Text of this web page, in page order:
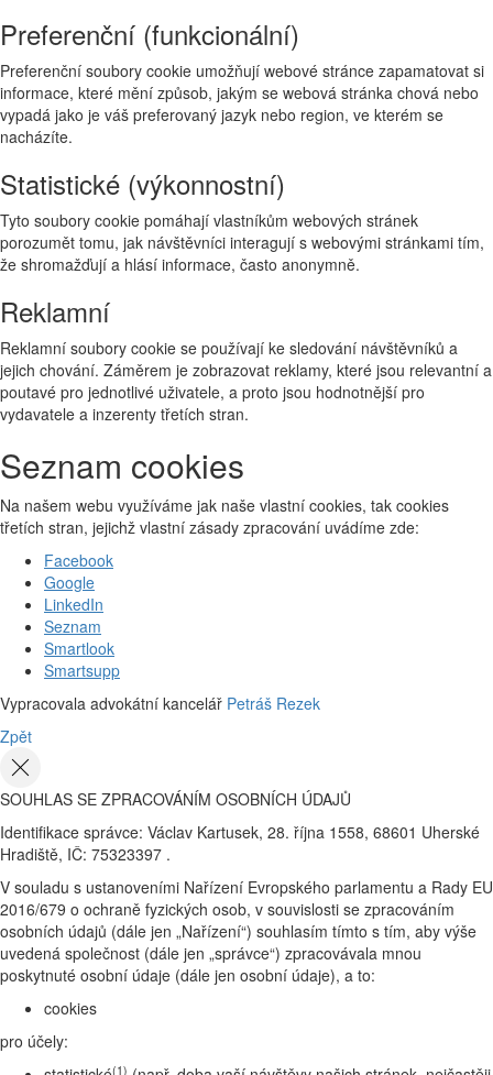
Preferenční (funkcionální)
Preferenční soubory cookie umožňují webové stránce zapamatovat si
informace, které mění způsob, jakým se webová stránka chová nebo
vypadá jako je váš preferovaný jazyk nebo region, ve kterém se
nacházíte.
Statistické (výkonnostní)
Tyto soubory cookie pomáhají vlastníkům webových stránek
porozumět tomu, jak návštěvníci interagují s webovými stránkami tím,
že shromažďují a hlásí informace, často anonymně.
Reklamní
Reklamní soubory cookie se používají ke sledování návštěvníků a
jejich chování. Záměrem je zobrazovat reklamy, které jsou relevantní a
poutavé pro jednotlivé uživatele, a proto jsou hodnotnější pro
vydavatele a inzerenty třetích stran.
Seznam cookies
Na našem webu využíváme jak naše vlastní cookies, tak cookies
třetích stran, jejichž vlastní zásady zpracování uvádíme zde:
Facebook
Google
LinkedIn
Seznam
Smartlook
Smartsupp
Vypracovala advokátní kancelář Petráš Rezek
Zpět
SOUHLAS SE ZPRACOVÁNÍM OSOBNÍCH ÚDAJŮ
Identifikace správce: Václav Kartusek, 28. října 1558, 68601 Uherské
Hradiště, IČ: 75323397 .
V souladu s ustanoveními Nařízení Evropského parlamentu a Rady EU
2016/679 o ochraně fyzických osob, v souvislosti se zpracováním
osobních údajů (dále jen „Nařízení“) souhlasím tímto s tím, aby výše
uvedená společnost (dále jen „správce“) zpracovávala mnou
poskytnuté osobní údaje (dále jen osobní údaje), a to:
cookies
pro účely:
(1)